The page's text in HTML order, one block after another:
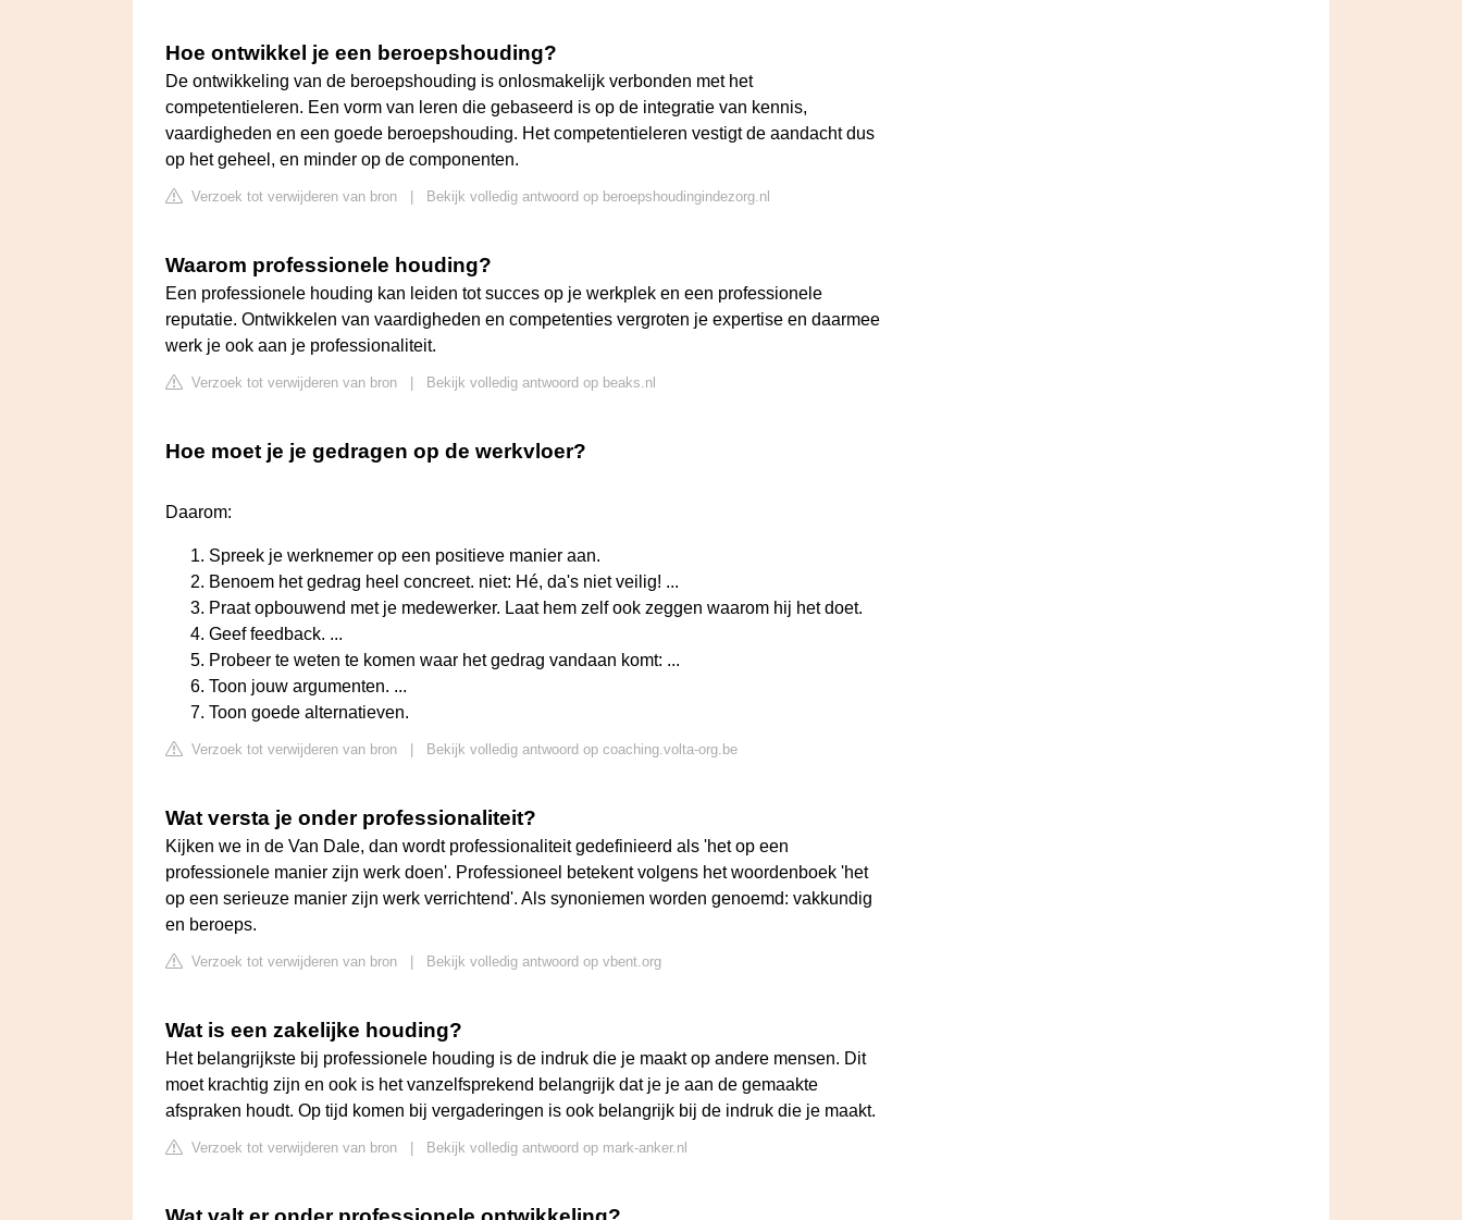
Hoe ontwikkel je een beroepshouding?
De ontwikkeling van de beroepshouding is onlosmakelijk verbonden met het
competentieleren. Een vorm van leren die gebaseerd is op de integratie van kennis,
vaardigheden en een goede beroepshouding. Het competentieleren vestigt de aandacht dus
op het geheel, en minder op de componenten.
Verzoek tot verwijderen van bron Bekijk volledig antwoord op beroepshoudingindezorg.nl
Waarom professionele houding?
Een professionele houding kan leiden tot succes op je werkplek en een professionele
reputatie. Ontwikkelen van vaardigheden en competenties vergroten je expertise en daarmee
werk je ook aan je professionaliteit.
Verzoek tot verwijderen van bron Bekijk volledig antwoord op beaks.nl
Hoe moet je je gedragen op de werkvloer?
Daarom:
Spreek je werknemer op een positieve manier aan.
Benoem het gedrag heel concreet. niet: Hé, da's niet veilig! ...
Praat opbouwend met je medewerker. Laat hem zelf ook zeggen waarom hij het doet.
Geef feedback. ...
Probeer te weten te komen waar het gedrag vandaan komt: ...
Toon jouw argumenten. ...
Toon goede alternatieven.
Verzoek tot verwijderen van bron Bekijk volledig antwoord op coaching.volta-org.be
Wat versta je onder professionaliteit?
Kijken we in de Van Dale, dan wordt professionaliteit gedefinieerd als 'het op een
professionele manier zijn werk doen'. Professioneel betekent volgens het woordenboek 'het
op een serieuze manier zijn werk verrichtend'. Als synoniemen worden genoemd: vakkundig
en beroeps.
Verzoek tot verwijderen van bron Bekijk volledig antwoord op vbent.org
Wat is een zakelijke houding?
Het belangrijkste bij professionele houding is de indruk die je maakt op andere mensen. Dit
moet krachtig zijn en ook is het vanzelfsprekend belangrijk dat je je aan de gemaakte
afspraken houdt. Op tijd komen bij vergaderingen is ook belangrijk bij de indruk die je maakt.
Verzoek tot verwijderen van bron Bekijk volledig antwoord op mark-anker.nl